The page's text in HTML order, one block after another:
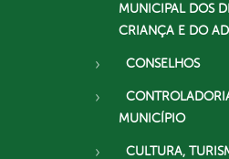
MUNICIPAL DOS
CRIANÇA E DO
CONSELHOS
MUNICÍPIO
CULTURA,